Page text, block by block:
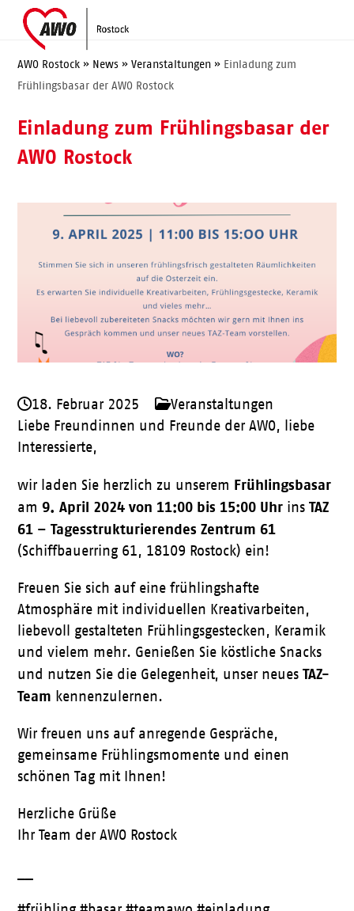
content
Open
mobile
menu
Close
mobile
menu
AWO Rostock » News »Veranstaltungen » Einladung zum
Frühlingsbasar der AWO Rostock
Einladung zum Frühlingsbasar der
AWO Rostock
18. Februar 2025
Veranstaltungen
Liebe Freundinnen und Freunde der AWO, liebe
Interessierte,
wir laden Sie herzlich zu unserem Frühlingsbasar
am9. April 2024 von 11:00 bis 15:00 Uhr insTAZ
61 – Tagesstrukturierendes Zentrum 61
(Schiffbauerring 61, 18109 Rostock) ein!
Freuen Sie sich auf eine frühlingshafte
Atmosphäre mit individuellen Kreativarbeiten,
liebevoll gestalteten Frühlingsgestecken, Keramik
und vielem mehr. Genießen Sie köstliche Snacks
und nutzen Sie die Gelegenheit, unser neuesTAZ-
Team kennenzulernen.
Wir freuen uns auf anregende Gespräche,
gemeinsame Frühlingsmomente und einen
schönen Tag mit Ihnen!
Herzliche Grüße
Ihr Team der AWO Rostock